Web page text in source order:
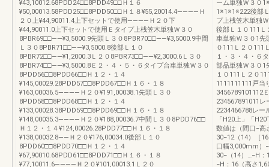
¥43,10012.68PDD24□□8PDD49□□Ｈ１６
¥50,00013.58PDD25□□8PDD50□□Ｈ１８¥55,20014.4――――Ｈ
２０上¥44,90011.4上下セットで使用――――Ｈ２０下
¥44,90011.0上下セットで使用Ｅタイプ上桟笠木単独Ｗ３０
8PBR69□□――¥3,5000.9先頭Ｌ３０8PBR70□□――¥3,5000.9中間
Ｌ３０8PBR71□□――¥3,5000.8後部Ｌ１０
8PBR72□□――¥1,2000.3Ｌ２０8PBR73□□――¥2,3000.6Ｌ３０
8PBR74□□――¥3,5000.8Ｅ２・４・５・６タイプ台車単独Ｗ３０
8PDD56□□8PDD66□□Ｈ１２・１４
¥145,00029.28PDD57□□8PDD67□□Ｈ１６・１８
¥163,00036.5――――Ｈ２０¥191,00038.1先頭Ｌ３０
8PDD58□□8PDD68□□Ｈ１２・１４
¥133,00028.38PDD59□□8PDD69□□Ｈ１６・１８
¥148,00035.3――――Ｈ２０¥188,00036.7中間Ｌ３０8PDD76□□
Ｈ１２・１４¥124,00026.28PDD77□□Ｈ１６・１８
¥138,00032.8――Ｈ２０¥176,00034.0後部Ｌ１０
8PDD60□□8PDD70□□Ｈ１２・１４
¥67,90010.68PDD61□□8PDD71□□Ｈ１６・１８
¥77,10011.6――――Ｈ２０¥101,00013.1Ｌ２０
ーム単独Ｗ３０
1※1※1※222後部
プ上桟笠木単独
後部Ｌ１０111Ｌ
車単独Ｗ３０1先
０111Ｌ２０111
１・３・４・６
部品単独Ｗ３０1
１０111Ｌ２０
1111111111戸当
3456789101112
234567891011
2234466788レー
「H20上」「
数値は（間口−高
30−12（14）［
口幅3,000mm
30−（14）…−H
−H：16（高さ